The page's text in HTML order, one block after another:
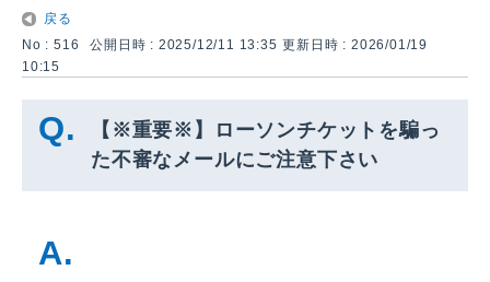
戻る
No : 516
公開日時 : 2025/12/11 13:35 更新日時 : 2026/01/19
10:15
【※重要※】ローソンチケットを騙っ
た不審なメールにご注意下さい